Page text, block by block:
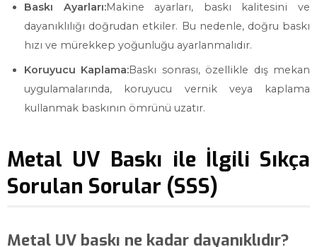
Baskı Ayarları:Makine ayarları, baskı kalitesini ve
dayanıklılığı doğrudan etkiler. Bu nedenle, doğru baskı
hızı ve mürekkep yoğunluğu ayarlanmalıdır.
Koruyucu Kaplama:Baskı sonrası, özellikle dış mekan
uygulamalarında, koruyucu vernik veya kaplama
kullanmak baskının ömrünü uzatır.
Metal UV Baskı ile İlgili Sıkça
Sorulan Sorular (SSS)
Metal UV baskı ne kadar dayanıklıdır?